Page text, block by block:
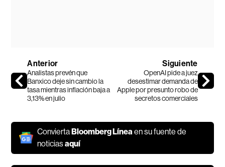
Anterior
Analistas prevén que
Banxico deje sin cambio la
tasa mientras inflación baja a
3,13% en julio
Siguiente
OpenAI pide a juez
desestimar demanda de
Apple por presunto robo de
secretos comerciales
ConviertaBloomberg Línea en su fuente de
noticiasaquí